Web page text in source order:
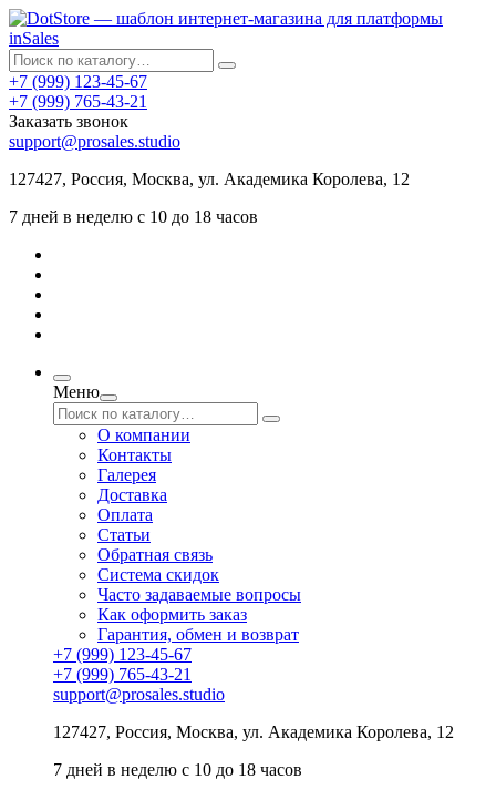
+7 (999) 123-45-67
+7 (999) 765-43-21
Заказать звонок
support@prosales.studio
127427, Россия, Москва, ул. Академика Королева, 12
7 дней в неделю с 10 до 18 часов
Меню
О компании
Контакты
Галерея
Доставка
Оплата
Статьи
Обратная связь
Система скидок
Часто задаваемые вопросы
Как оформить заказ
Гарантия, обмен и возврат
+7 (999) 123-45-67
+7 (999) 765-43-21
support@prosales.studio
127427, Россия, Москва, ул. Академика Королева, 12
7 дней в неделю с 10 до 18 часов